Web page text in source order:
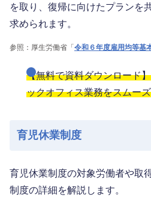
を取り、復帰に向けたプランを
求められます。
参照：厚生労働省「 令和６年度雇用均等基
【無料で資料ダウンロード
ックオフィス業務をスムー
育児休業制度
育児休業制度の対象労働者や取
制度の詳細を解説します。